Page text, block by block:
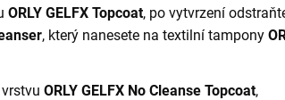
ORLY GELFX Topcoat, po vytvrzení
, který nanesete na textilní tampony
ORLY GELFX No Cleanse Topcoat,